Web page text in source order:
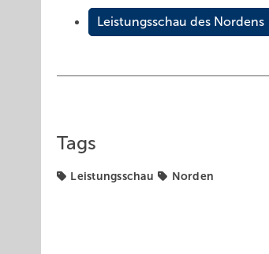
Leistungsschau des Nordens
Tags
Leistungsschau Norden